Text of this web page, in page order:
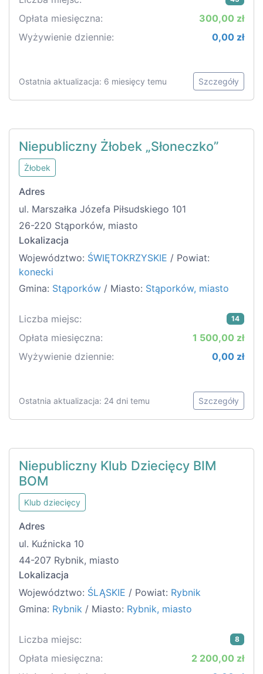
Opłata miesięczna:
300,00 zł
Wyżywienie dziennie:
0,00 zł
Ostatnia aktualizacja: 6 miesięcy temu Szczegóły
Niepubliczny Żłobek „Słoneczko”
Żłobek
Adres
ul. Marszałka Józefa Piłsudskiego 101
26-220 Stąporków, miasto
Lokalizacja
Województwo: ŚWIĘTOKRZYSKIE / Powiat:
konecki
Gmina: Stąporków / Miasto: Stąporków, miasto
Liczba miejsc: 14
Opłata miesięczna:
1 500,00 zł
Wyżywienie dziennie:
0,00 zł
Ostatnia aktualizacja: 24 dni temu Szczegóły
Niepubliczny Klub Dziecięcy BIM
BOM
Klub dziecięcy
Adres
ul. Kuźnicka 10
44-207 Rybnik, miasto
Lokalizacja
Województwo: ŚLĄSKIE / Powiat: Rybnik
Gmina: Rybnik / Miasto: Rybnik, miasto
Liczba miejsc: 8
Opłata miesięczna:
2 200,00 zł